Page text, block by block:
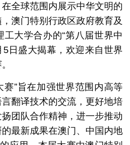
全球范围内展示中华文明的
澳门特别行政区政府教育及
大学合办的“第八届世界中
5日盛大揭幕，欢迎来自世界
赛”旨在加强世界范围内高等
翻译技术的交流，更好地培
团队合作精神，进一步推动
最新成果在澳门、中国内地